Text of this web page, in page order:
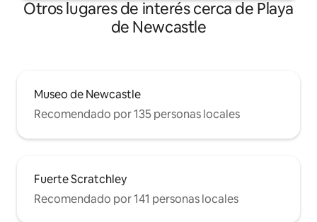
Otros lugares de interés cerca de Playa
de Newcastle
Museo de Newcastle
Recomendado por 135 personas locales
Fuerte Scratchley
Recomendado por 141 personas locales